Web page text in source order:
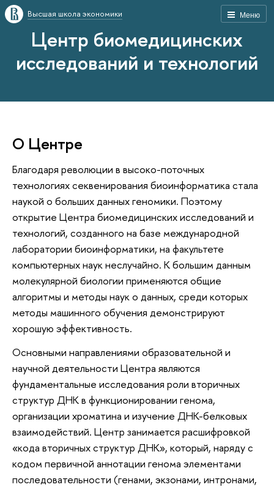
Меню
Высшая школа экономики
Центр биомедицинских
исследований и технологий
О Центре
Благодаря революции в высоко-поточных
технологиях секвенирования биоинформатика стала
наукой о больших данных геномики. Поэтому
открытие Центра биомедицинских исследований и
технологий, созданного на базе международной
лаборатории биоинформатики, на факультете
компьютерных наук неслучайно. К большим данным
молекулярной биологии применяются общие
алгоритмы и методы наук о данных, среди которых
методы машинного обучения демонстрируют
хорошую эффективность.
Основными направлениями образовательной и
научной деятельности Центра являются
фундаментальные исследования роли вторичных
структур ДНК в функционировании генома,
организации хроматина и изучение ДНК-белковых
взаимодействий. Центр занимается расшифровкой
«кода вторичных структур ДНК», который, наряду с
кодом первичной аннотации генома элементами
последовательности (генами, экзонами, интронами,